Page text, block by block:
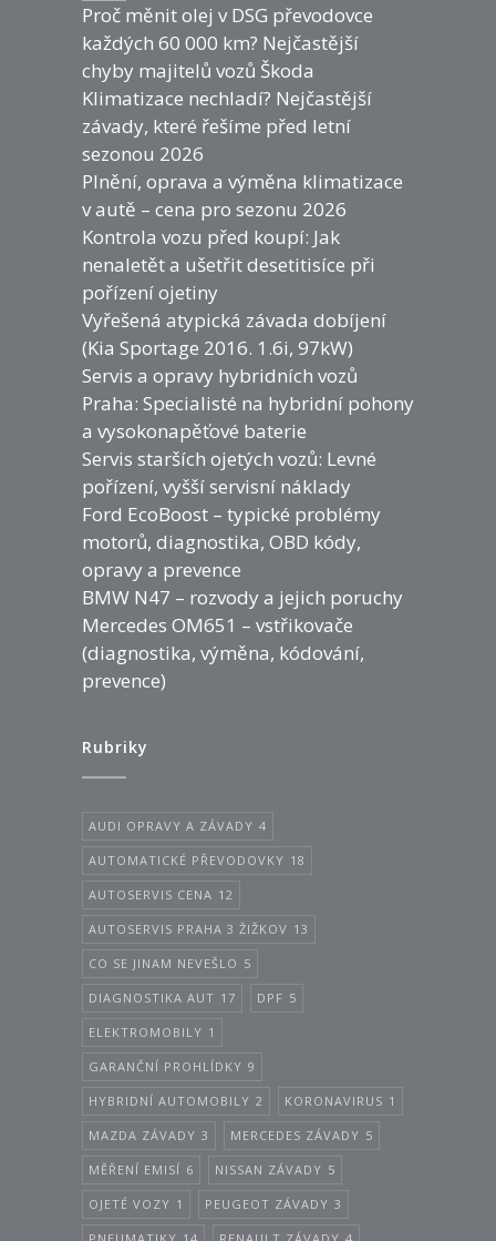
Proč měnit olej v DSG převodovce
každých 60 000 km? Nejčastější
chyby majitelů vozů Škoda
Klimatizace nechladí? Nejčastější
závady, které řešíme před letní
sezonou 2026
Plnění, oprava a výměna klimatizace
v autě – cena pro sezonu 2026
Kontrola vozu před koupí: Jak
nenaletět a ušetřit desetitisíce při
pořízení ojetiny
Vyřešená atypická závada dobíjení
(Kia Sportage 2016. 1.6i, 97kW)
Servis a opravy hybridních vozů
Praha: Specialisté na hybridní pohony
a vysokonapěťové baterie
Servis starších ojetých vozů: Levné
pořízení, vyšší servisní náklady
Ford EcoBoost – typické problémy
motorů, diagnostika, OBD kódy,
opravy a prevence
BMW N47 – rozvody a jejich poruchy
Mercedes OM651 – vstřikovače
(diagnostika, výměna, kódování,
prevence)
Rubriky
AUDI OPRAVY A ZÁVADY 4
AUTOMATICKÉ PŘEVODOVKY 18
AUTOSERVIS CENA 12
AUTOSERVIS PRAHA 3 ŽIŽKOV 13
CO SE JINAM NEVEŠLO 5
DIAGNOSTIKA AUT 17 DPF 5
ELEKTROMOBILY 1
GARANČNÍ PROHLÍDKY 9
HYBRIDNÍ AUTOMOBILY 2 KORONAVIRUS 1
MAZDA ZÁVADY 3 MERCEDES ZÁVADY 5
MĚŘENÍ EMISÍ 6 NISSAN ZÁVADY 5
OJETÉ VOZY 1 PEUGEOT ZÁVADY 3